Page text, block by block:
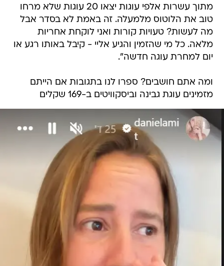
מתוך עשרות אלפי עוגות יצאו 20 עוגות שלא מרחו
טוב את הלוטוס מלמעלה. זה באמת לא בסדר אבל
מה לעשות? טעויות קורות ואני לוקחת אחריות
מלאה. כל מי שהזמין והגיע אליי - קיבל באותו רגע או
יום למחרת עוגה חדשה".
ומה אתם חושבים? ספרו לנו בתגובות אם הייתם
מזמינים עוגת גבינה וביסקוויטים ב-169 שקלים